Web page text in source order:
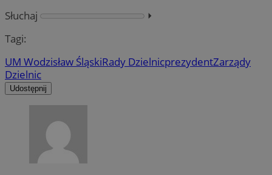
Słuchaj
⏵︎
Tagi:
UM Wodzisław ŚląskiRady DzielnicprezydentZarządy
Dzielnic
Udostępnij